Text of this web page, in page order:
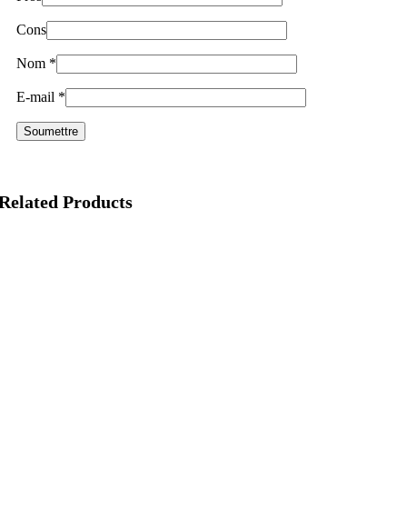
Cons
Nom *
E-mail *
Products